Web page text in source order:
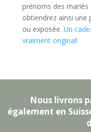
prénoms des mariés
obtiendrez ainsi une
ou exposée. Un
vraiment original!
Nous livrons
également en